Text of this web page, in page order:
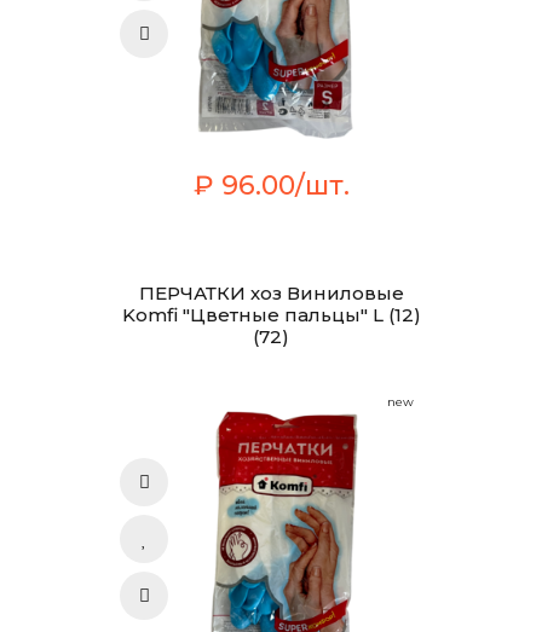
₽ 96.00/шт.
ПЕРЧАТКИ хоз Виниловые
Komfi "Цветные пальцы" L (12)
(72)
new